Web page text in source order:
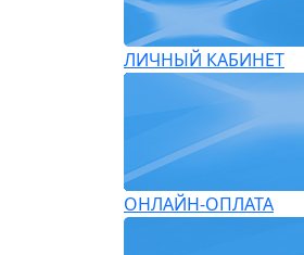
ЛИЧНЫЙ КАБИНЕТ
ОНЛАЙН-ОПЛАТА